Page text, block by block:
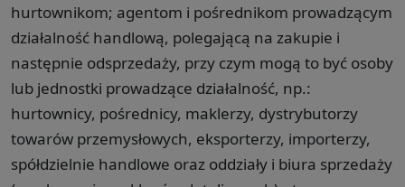
hurtownikom; agentom i pośrednikom prowadzącym
działalność handlową, polegającą na zakupie i
następnie odsprzedaży, przy czym mogą to być osoby
lub jednostki prowadzące działalność, np.:
hurtownicy, pośrednicy, maklerzy, dystrybutorzy
towarów przemysłowych, eksporterzy, importerzy,
spółdzielnie handlowe oraz oddziały i biura sprzedaży